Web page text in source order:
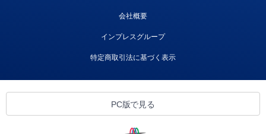
会社概要
インプレスグループ
特定商取引法に基づく表示
PC版で見る